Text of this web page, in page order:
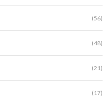
(56)
(48)
(21)
(17)